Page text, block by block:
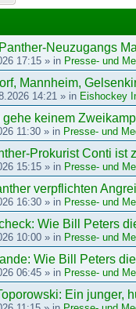
Neuzugangs
17:15 » in Presse- und
Mannheim,
14:21 » in Eishockey
keinem
11:30 » in Presse- und
Prokurist Conti ist
15:15 » in Presse- und
verpflichten
16:30 » in Presse- und
Wie Bill Peters
10:00 » in Presse- und
Wie Bill Peters
06:45 » in Presse- und
Ein junger,